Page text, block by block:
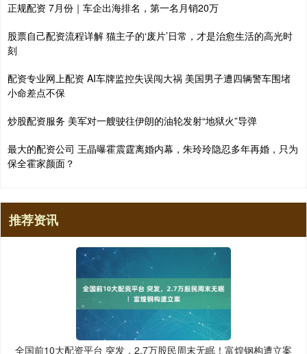
正规配资 7月份｜车企出海排名，第一名月销20万
股票自己配资流程详解 猫主子的‘废片’日常，才是治愈生活的高光时
刻
配资专业网上配资 AI车牌监控失误闯大祸 美国男子遭四辆警车围堵
小命差点不保
炒股配资服务 美军对一艘驶往伊朗的油轮发射“地狱火”导弹
最大的配资公司 王晶曝霍震霆离婚内幕，朱玲玲隐忍多年再婚，只为
保全霍家颜面？
推荐资讯
全国前10大配资平台 突发，2.7万股民周末无眠！富煌钢构遭立案